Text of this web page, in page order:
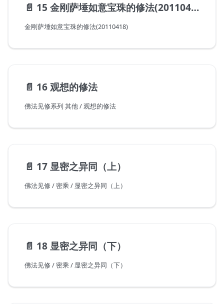
📄️ 15 金刚萨埵如意宝珠的修法(20110418)
金刚萨埵如意宝珠的修法(20110418)
📄️ 16 观想的修法
佛法见修系列 其他 / 观想的修法
📄️ 17 显密之异同（上）
佛法见修 / 密乘 / 显密之异同（上）
📄️ 18 显密之异同（下）
佛法见修 / 密乘 / 显密之异同（下）